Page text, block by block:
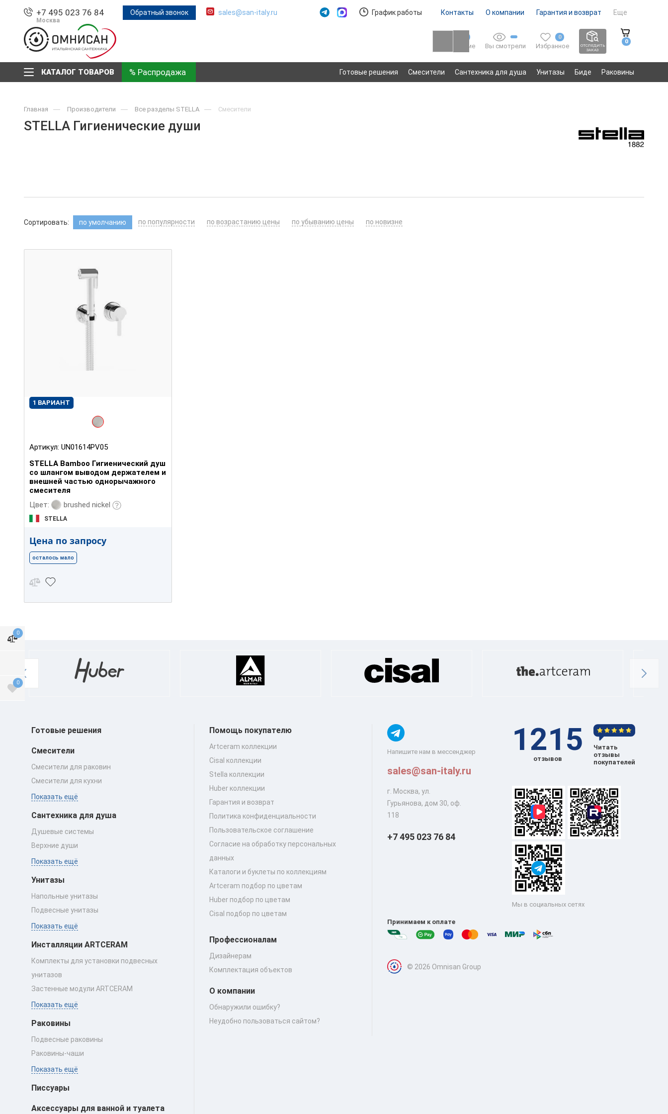
+7 495 023 76 84
Москва
Обратный звонок sales@san-italy.ru График работы Контакты О компании Гарантия и возврат Еще
Сравнение Вы смотрели
0
Избранное
ОТСЛЕДИТЬ
ЗАКАЗ
0
КАТАЛОГ ТОВАРОВ % Распродажа Готовые решения Смесители Сантехника для душа Унитазы Биде Раковины
0
0
Главная Производители Все разделы STELLA Смесители
STELLA Гигиенические души
Сортировать: по умолчанию по популярности по возрастанию цены по убыванию цены по новизне
1 ВАРИАНТ
Артикул: UN01614PV05
STELLA Bamboo Гигиенический душ
со шлангом выводом держателем и
внешней частью однорычажного
смесителя
Цвет:
brushed nickel
STELLA
Цена по запросу
осталось мало
Готовые решения
Смесители
Смесители для раковин
Смесители для кухни
Показать ещё
Сантехника для душа
Душевые системы
Верхние души
Показать ещё
Унитазы
Напольные унитазы
Подвесные унитазы
Показать ещё
Инсталляции ARTCERAM
Комплекты для установки подвесных
унитазов
Застенные модули ARTCERAM
Показать ещё
Раковины
Подвесные раковины
Раковины‑чаши
Показать ещё
Писсуары
Аксессуары для ванной и туалета
Помощь покупателю
Artceram коллекции
Cisal коллекции
Stella коллекции
Huber коллекции
Гарантия и возврат
Политика конфиденциальности
Пользовательское соглашение
Согласие на обработку персональных
данных
Каталоги и буклеты по коллекциям
Artceram подбор по цветам
Huber подбор по цветам
Cisal подбор по цветам
Профессионалам
Дизайнерам
Комплектация объектов
О компании
Обнаружили ошибку?
Неудобно пользоваться сайтом?
Напишите нам в мессенджер
sales@san-italy.ru
г. Москва, ул.
Гурьянова, дом 30, оф.
118
+7 495 023 76 84
1215
отзывов
Читать
отзывы
покупателей
Мы в социальных сетях
Принимаем к оплате
© 2026 Omnisan Group